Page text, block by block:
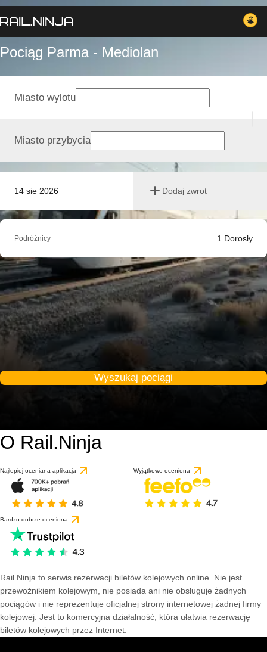
Pociąg Parma - Mediolan
14 sie 2026 Dodaj zwrot
Miasto wylotu
Miasto przybycia
Podróżnicy 1 Dorosły
Wyszukaj pociągi
O Rail.Ninja
Najlepiej oceniana aplikacja Wyjątkowo oceniona
Bardzo dobrze oceniona
Rail Ninja to serwis rezerwacji biletów kolejowych online. Nie jest
przewoźnikiem kolejowym, nie posiada ani nie obsługuje żadnych
pociągów i nie reprezentuje oficjalnej strony internetowej żadnej firmy
kolejowej. Jest to komercyjna działalność, która ułatwia rezerwację
biletów kolejowych przez Internet.